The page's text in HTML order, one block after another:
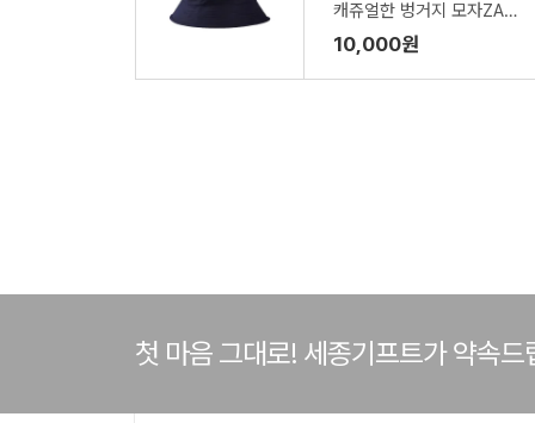
캐쥬얼한 벙거지 모자ZA5
73
10,000원
첫 마음 그대로! 세종기프트가 약속드